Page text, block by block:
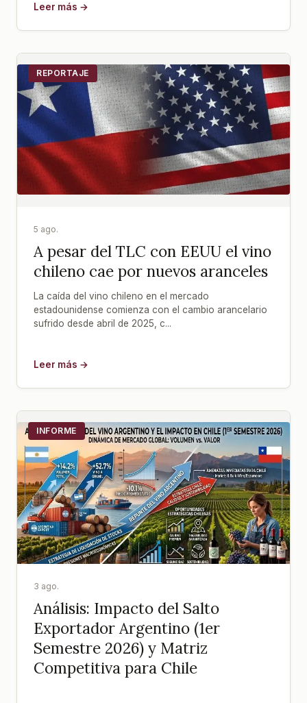
Leer más →
REPORTAJE
5 ago.
A pesar del TLC con EEUU el vino
chileno cae por nuevos aranceles
La caída del vino chileno en el mercado
estadounidense comienza con el cambio arancelario
sufrido desde abril de 2025, c...
Leer más →
INFORME
3 ago.
Análisis: Impacto del Salto
Exportador Argentino (1er
Semestre 2026) y Matriz
Competitiva para Chile